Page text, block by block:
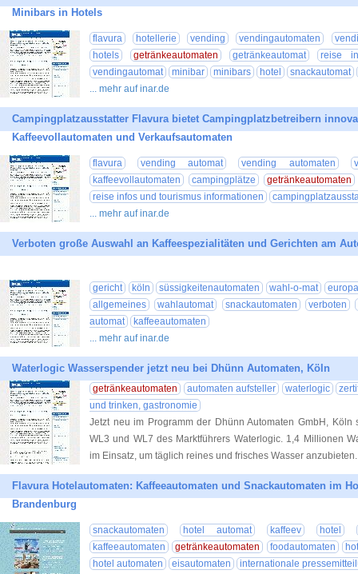
Minibars in Hotels
flavura hotellerie vending vendingautomaten
hotels
getränkeautomaten getränkeautomat
reise
vendingautomat
minibar minibars hotel
snackautomat
... mehr auf inar.de
Campingplatzausstatter Flavura bietet Campingplatzbetreibern
Kaffeevollautomaten und Verkaufsautomaten
flavura vending automat vending automaten
kaffeevollautomaten
campingplätze
getränkeautomaten
reise infos und tourismus informationen
... mehr auf inar.de
Verboten große Auswahl an Kaffeespezialitäten und Gerichten am
gericht köln süssigkeitenautomaten wahl-o-mat
allgemeines
wahlautomat snackautomaten
verboten
automat
kaffeeautomaten
... mehr auf inar.de
Waterlogic Wasserspender jetzt neu bei Dhünn Automaten, Köln
getränkeautomaten automaten aufsteller waterlogic
und trinken, gastronomie
Jetzt neu im Programm der Dhünn Automaten GmbH,
WL3 und WL7 des Marktführers Waterlogic. 1,4 Millionen
im Einsatz, um täglich reines und frisches Wasser
Flavura Hotelautomaten: Kaffeeautomaten und Snackautomaten im
Brandenburg
snackautomaten hotel automat kaffeev
hotel
kaffeeautomaten
getränkeautomaten foodautomaten
hotel automaten
eisautomaten
internationale